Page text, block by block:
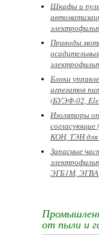
Шкафы и
Приводы
Блоки
агрегатов
(БУЭФ-02,
Изоляторы
КОН, ТЭН для
Запасные
ЭГБ1М, ЭГВА
от пыли и